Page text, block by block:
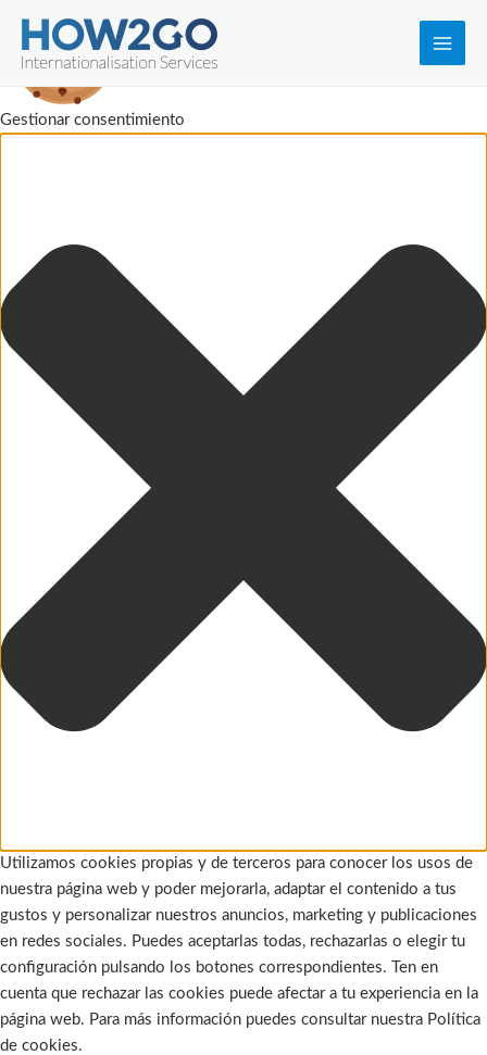
Gestionar consentimiento
Utilizamos cookies propias y de terceros para conocer los usos de
nuestra página web y poder mejorarla, adaptar el contenido a tus
gustos y personalizar nuestros anuncios, marketing y publicaciones
en redes sociales. Puedes aceptarlas todas, rechazarlas o elegir tu
configuración pulsando los botones correspondientes. Ten en
cuenta que rechazar las cookies puede afectar a tu experiencia en la
página web. Para más información puedes consultar nuestra Política
de cookies.
Main